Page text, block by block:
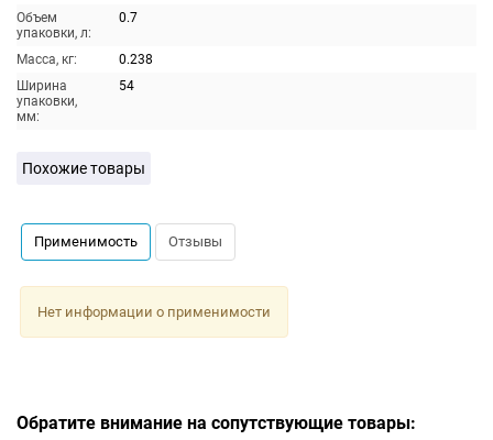
Объем
упаковки, л:
0.7
Масса, кг:
0.238
Ширина
упаковки,
мм:
54
Похожие товары
Применимость Отзывы
Нет информации о применимости
Обратите внимание на сопутствующие товары: